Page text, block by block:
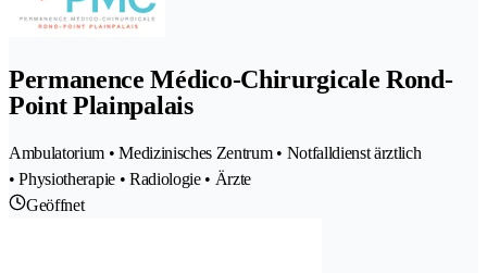
Permanence Médico-Chirurgicale Rond-
Point Plainpalais
Ambulatorium • Medizinisches Zentrum • Notfalldienst ärztlich
• Physiotherapie • Radiologie • Ärzte
Geöffnet